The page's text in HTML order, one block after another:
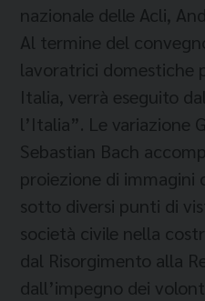
nazionale delle Acli,
Al termine del
lavoratrici domestiche
Italia, verrà eseguito
l’Italia”. Le variazione
Sebastian Bach
proiezione di immagini
sotto diversi punti di
società civile nella
dal Risorgimento alla
dall’impegno dei